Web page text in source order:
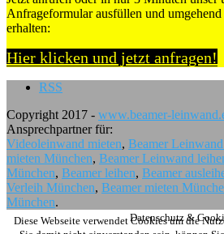
Anfrageformular ausfüllen und
erhalten:
Hier klicken und jetzt anfragen!
RSS
Copyright 2017 - www.beamer-
Ansprechpartner für:
Videoleinwand mieten, Beamer
mieten München, Beamer Leinwand
München, Beamer leihen, Beamer
Verleih München, Beamer mieten
München.
Diese Webseite verwendet Cookies um die
Datenschutz &